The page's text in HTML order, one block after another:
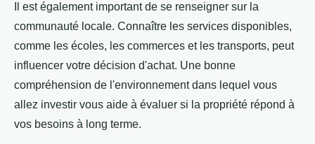
Il est également important de se renseigner sur la
communauté locale. Connaître les services disponibles,
comme les écoles, les commerces et les transports, peut
influencer votre décision d'achat. Une bonne
compréhension de l'environnement dans lequel vous
allez investir vous aide à évaluer si la propriété répond à
vos besoins à long terme.